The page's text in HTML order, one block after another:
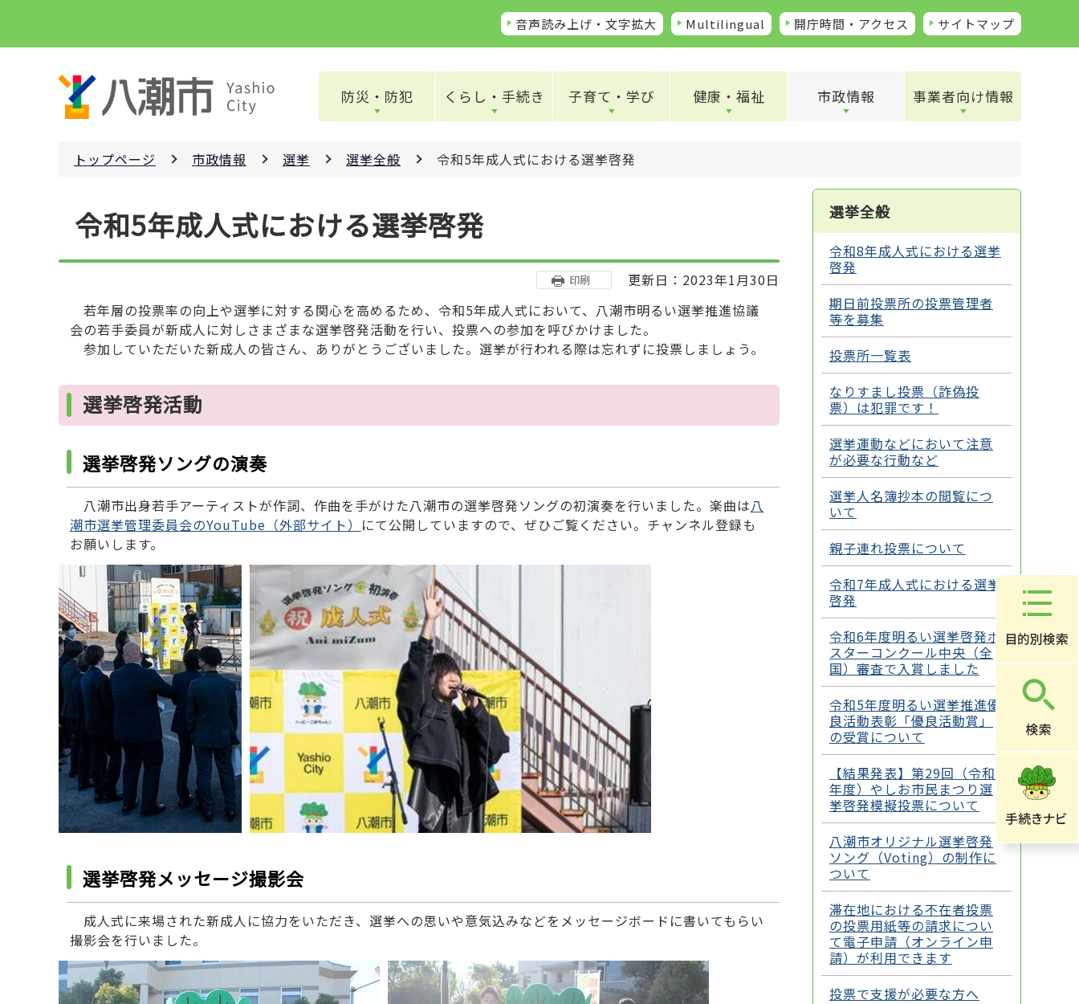
ペ
音声読み上げ・文字拡大 Multilingual 開庁時間・アクセス サイトマップ
防災・防犯 くらし・手続き 子育て・学び 健康・福祉 市政情報 事業者向け情報
トップページ 市政情報 選挙 選挙全般 令和5年成人式における選挙啓発
令和5年成人式における選挙啓発
印刷
更新日：2023年1月30日
若年層の投票率の向上や選挙に対する関心を高めるため、令和5年成人式において、八潮市明るい選挙推進協議
会の若手委員が新成人に対しさまざまな選挙啓発活動を行い、投票への参加を呼びかけました。
参加していただいた新成人の皆さん、ありがとうございました。選挙が行われる際は忘れずに投票しましょう。
選挙啓発活動
選挙啓発ソングの演奏
八潮市出身若手アーティストが作詞、作曲を手がけた八潮市の選挙啓発ソングの初演奏を行いました。楽曲は八
潮市選挙管理委員会のYouTube（外部サイト） にて公開していますので、ぜひご覧ください。チャンネル登録も
お願いします。
選挙啓発メッセージ撮影会
成人式に来場された新成人に協力をいただき、選挙への思いや意気込みなどをメッセージボードに書いてもらい
撮影会を行いました。
選挙全般
令和8年成人式における選挙
啓発
期日前投票所の投票管理者
等を募集
投票所一覧表
なりすまし投票（詐偽投
票）は犯罪です！
選挙運動などにおいて注意
が必要な行動など
選挙人名簿抄本の閲覧につ
いて
親子連れ投票について
令和7年成人式における選挙
啓発
令和6年度明るい選挙啓発ポ
スターコンクール中央（全
国）審査で入賞しました
令和5年度明るい選挙推進優
良活動表彰「優良活動賞」
の受賞について
【結果発表】第29回（令和5
年度）やしお市民まつり選
挙啓発模擬投票について
八潮市オリジナル選挙啓発
ソング（Voting）の制作に
ついて
滞在地における不在者投票
の投票用紙等の請求につい
て電子申請（オンライン申
請）が利用できます
投票で支援が必要な方へ